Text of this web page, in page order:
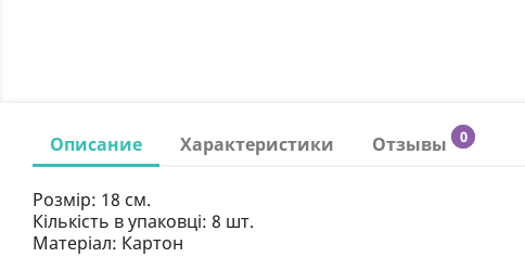
Описание Характеристики Отзывы 0
Розмір: 18 см.
Кількість в упаковці: 8 шт.
Матеріал: Картон